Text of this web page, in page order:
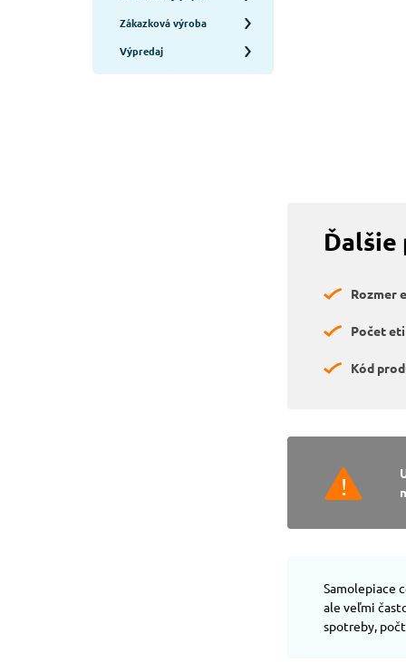
Zákazková výroba
Výpredaj
Ďalšie
Rozmer
Počet
Kód
Samolepiace
ale veľmi
spotreby,